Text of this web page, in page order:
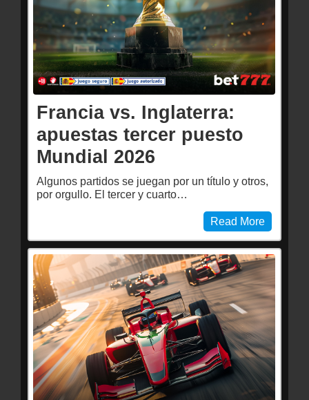
Francia vs. Inglaterra:
apuestas tercer puesto
Mundial 2026
Algunos partidos se juegan por un título y otros,
por orgullo. El tercer y cuarto…
Read More